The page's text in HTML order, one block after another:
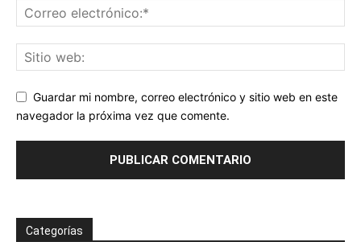
Guardar mi nombre, correo electrónico y sitio web en este
navegador la próxima vez que comente.
Categorías